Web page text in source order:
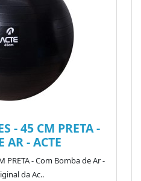
- 45 CM PRETA -
AR - ACTE
PRETA - Com Bomba de Ar -
da Ac..